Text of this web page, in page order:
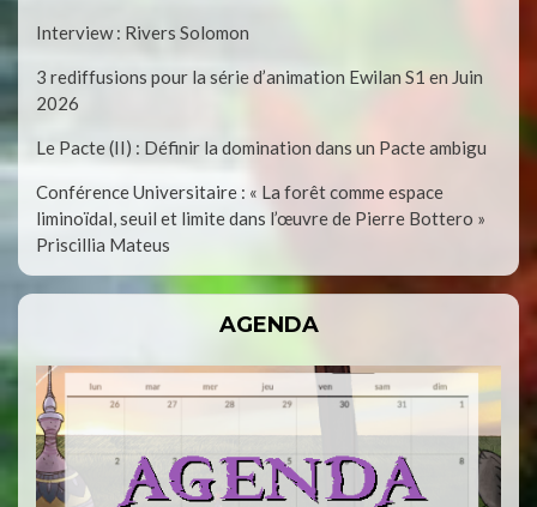
Interview : Rivers Solomon
3 rediffusions pour la série d’animation Ewilan S1 en Juin
2026
Le Pacte (II) : Définir la domination dans un Pacte ambigu
Conférence Universitaire : « La forêt comme espace
liminoïdal, seuil et limite dans l’œuvre de Pierre Bottero »
Priscillia Mateus
AGENDA